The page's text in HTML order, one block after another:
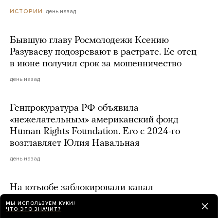
ИСТОРИИ день назад
Бывшую главу Росмолодежи Ксению
Разуваеву подозревают в растрате. Ее отец
в июне получил срок за мошенничество
день назад
Генпрокуратура РФ объявила
«нежелательным» американский фонд
Human Rights Foundation. Его с 2024-го
возглавляет Юлия Навальная
день назад
На ютьюбе заблокировали канал
националистического объединения «Русская
община»
МЫ ИСПОЛЬЗУЕМ КУКИ!
ЧТО ЭТО ЗНАЧИТ?